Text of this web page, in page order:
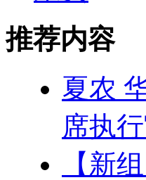
推荐内容
夏农
席执
【新